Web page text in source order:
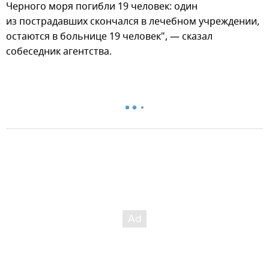
Черного моря погибли 19 человек: один
из пострадавших скончался в лечебном учреждении,
остаются в больнице 19 человек", — сказал
собеседник агентства.